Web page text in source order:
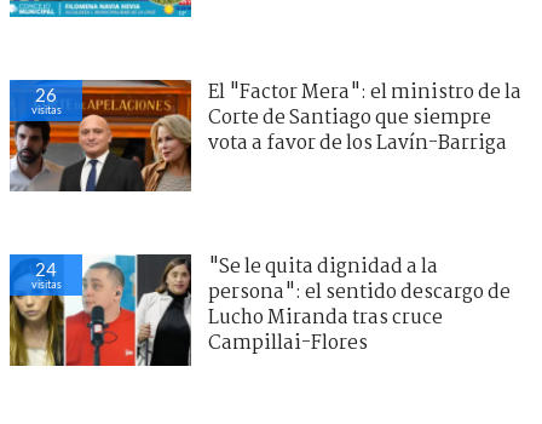
26
visitas
El "Factor Mera": el ministro de la
Corte de Santiago que siempre
vota a favor de los Lavín-Barriga
24
visitas
"Se le quita dignidad a la
persona": el sentido descargo de
Lucho Miranda tras cruce
Campillai-Flores